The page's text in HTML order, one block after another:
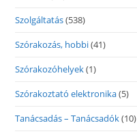
Szolgáltatás(538)
Szórakozás, hobbi(41)
Szórakozóhelyek(1)
Szórakoztató elektronika(5)
Tanácsadás – Tanácsadók(10)